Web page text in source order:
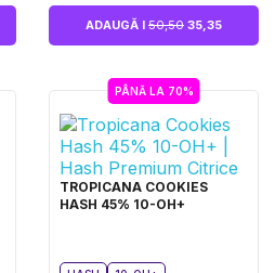
ADAUGĂ I 50,50 35,35
PÂNĂ LA 70%
TROPICANA COOKIES
HASH 45% 10-OH+